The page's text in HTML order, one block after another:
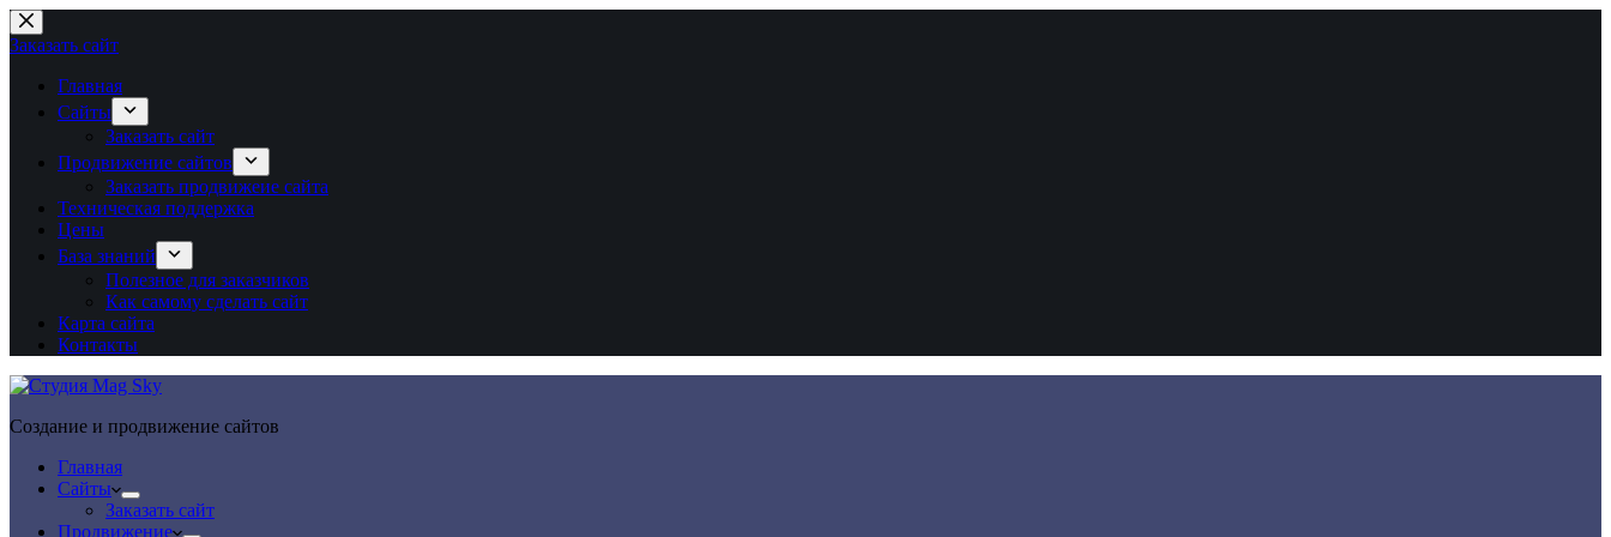
Перейти
к
Заказать сайт
Главная
Сайты
Заказать сайт
Продвижение сайтов
Заказать продвижеие сайта
Техническая поддержка
Цены
База знаний
Полезное для заказчиков
Как самому сделать сайт
Карта сайта
Контакты
Создание и продвижение сайтов
Главная
Сайты
Заказать сайт
Продвижение